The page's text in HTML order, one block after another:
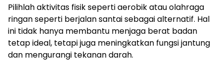
Pilihlah aktivitas fisik seperti aerobik atau olahraga
ringan seperti berjalan santai sebagai alternatif. Hal
ini tidak hanya membantu menjaga berat badan
tetap ideal, tetapi juga meningkatkan fungsi jantung
dan mengurangi tekanan darah.